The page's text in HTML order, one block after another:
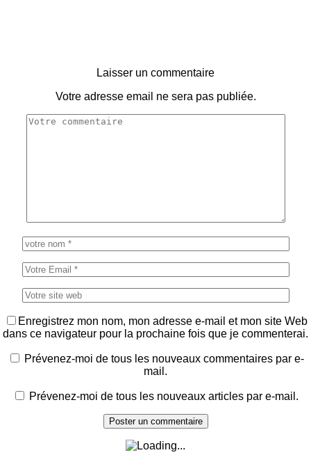
Laisser un commentaire
Votre adresse email ne sera pas publiée.
Enregistrez mon nom, mon adresse e-mail et mon site Web
dans ce navigateur pour la prochaine fois que je commenterai.
Prévenez-moi de tous les nouveaux commentaires par e-
mail.
Prévenez-moi de tous les nouveaux articles par e-mail.